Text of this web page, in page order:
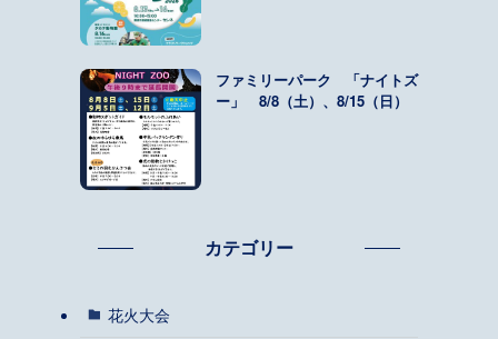
ファミリーパーク 「ナイトズ
ー」 8/8（土）、8/15（日）
カテゴリー
花火大会